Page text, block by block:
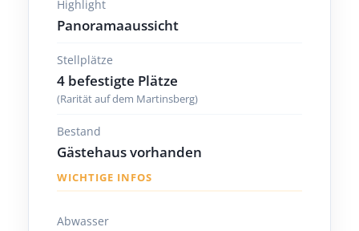
Highlight
Panoramaaussicht
Stellplätze
4 befestigte Plätze
(Rarität auf dem Martinsberg)
Bestand
Gästehaus vorhanden
WICHTIGE INFOS
Abwasser